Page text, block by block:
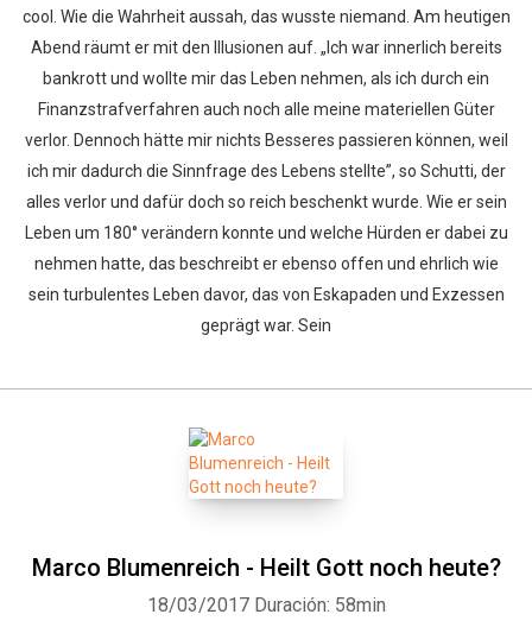
cool. Wie die Wahrheit aussah, das wusste niemand. Am heutigen
Abend räumt er mit den Illusionen auf. „Ich war innerlich bereits
bankrott und wollte mir das Leben nehmen, als ich durch ein
Finanzstrafverfahren auch noch alle meine materiellen Güter
verlor. Dennoch hätte mir nichts Besseres passieren können, weil
ich mir dadurch die Sinnfrage des Lebens stellte”, so Schutti, der
alles verlor und dafür doch so reich beschenkt wurde. Wie er sein
Leben um 180° verändern konnte und welche Hürden er dabei zu
nehmen hatte, das beschreibt er ebenso offen und ehrlich wie
sein turbulentes Leben davor, das von Eskapaden und Exzessen
geprägt war. Sein
Marco Blumenreich - Heilt Gott noch heute?
18/03/2017 Duración: 58min